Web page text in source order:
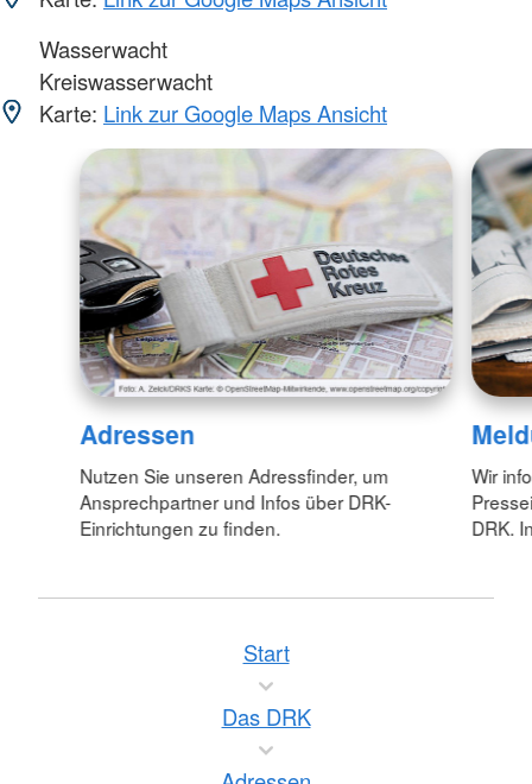
Wasserwacht
Kreiswasserwacht
Karte: Link zur Google Maps Ansicht
Adressen
Nutzen Sie unseren Adressfinder, um
Ansprechpartner und Infos über DRK-
Einrichtungen zu finden.
Wir
DRK.
Start
Das DRK